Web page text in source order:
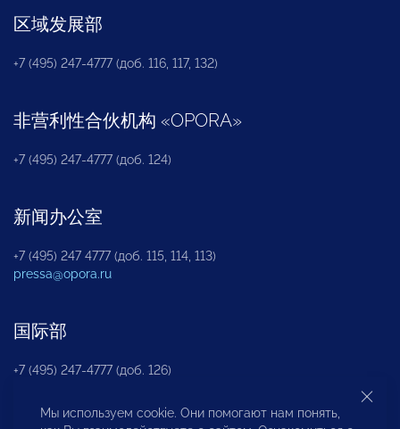
区域发展部
+7 (495) 247-4777 (доб. 116, 117, 132)
非营利性合伙机构 «OPORA»
+7 (495) 247-4777 (доб. 124)
新闻办公室
+7 (495) 247 4777 (доб. 115, 114, 113)
pressa@opora.ru
国际部
+7 (495) 247-4777 (доб. 126)
Мы используем cookie. Они помогают нам понять,